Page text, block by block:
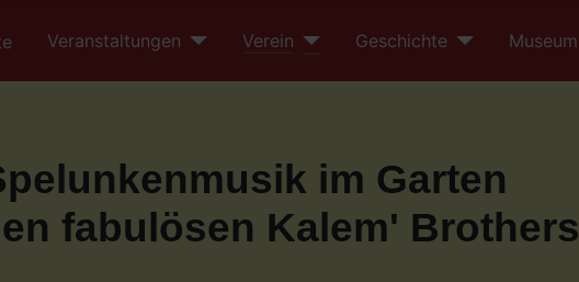
Veranstaltungen Verein Geschichte Museum
im Garten
fabulösen Kalem' Brothers